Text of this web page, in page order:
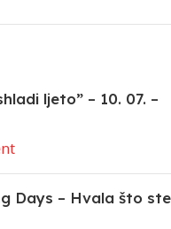
ljeto” – 10. 07. –
Days – Hvala što ste